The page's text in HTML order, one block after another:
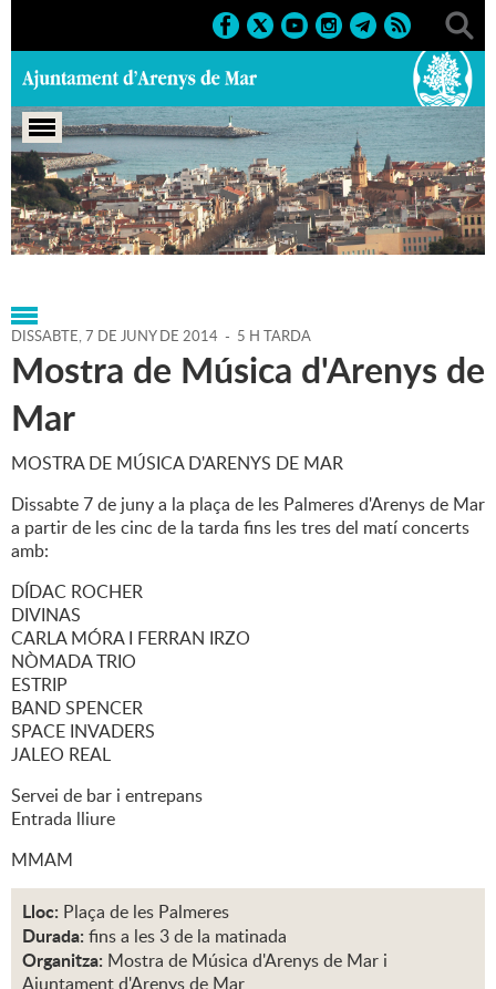
Portada > Agenda > 07-06-
2014 > Marcs > Culturals > 2014 > Activitats musicals
DISSABTE,7 DE JUNY DE 2014 - 5 H TARDA
Mostra de Música d'Arenys de
Mar
MOSTRA DE MÚSICA D'ARENYS DE MAR
Dissabte 7 de juny a la plaça de les Palmeres d'Arenys de Mar
a partir de les cinc de la tarda fins les tres del matí concerts
amb:
DÍDAC ROCHER
DIVINAS
CARLA MÓRA I FERRAN IRZO
NÒMADA TRIO
ESTRIP
BAND SPENCER
SPACE INVADERS
JALEO REAL
Servei de bar i entrepans
Entrada lliure
MMAM
Lloc: Plaça de les Palmeres
Durada: fins a les 3 de la matinada
Organitza: Mostra de Música d'Arenys de Mar i
Ajuntament d'Arenys de Mar